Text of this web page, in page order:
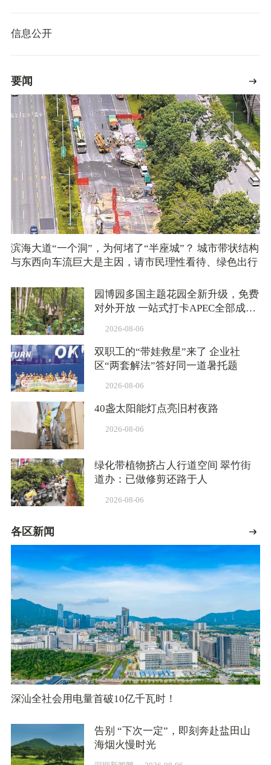
信息公开
要闻
滨海大道“一个洞”，为何堵了“半座城”？ 城市带状结构
与东西向车流巨大是主因，请市民理性看待、绿色出行
园博园多国主题花园全新升级，免费
对外开放 一站式打卡APEC全部成员
2026-08-06
双职工的“带娃救星”来了 企业社
区“两套解法”答好同一道暑托题
2026-08-06
40盏太阳能灯点亮旧村夜路
2026-08-06
绿化带植物挤占人行道空间 翠竹街
道办：已做修剪还路于人
2026-08-06
各区新闻
深汕全社会用电量首破10亿千瓦时！
告别 “下次一定”，即刻奔赴盐田山
海烟火慢时光